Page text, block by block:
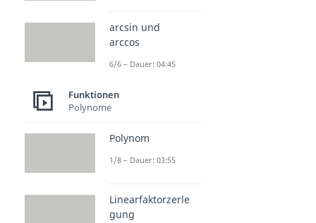
arcsin und
arccos
6/6 – Dauer: 04:45
Funktionen
Polynome
Polynom
1/8 – Dauer: 03:55
Linearfaktorzerle
gung